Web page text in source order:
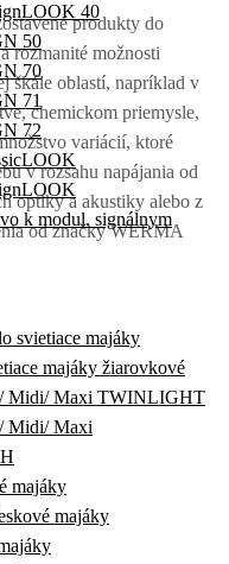
40
50
70
71
72
k modul. signálnym
svietiace majáky
majáky žiarovkové
Midi/ Maxi TWINLIGHT
Midi/ Maxi
majáky
majáky
produkty do
rozmanité možnosti
škále oblastí, napríklad v
chemickom priemysle,
variácií, ktoré
v rozsahu napájania od
optiky a akustiky alebo z
od značky WERMA